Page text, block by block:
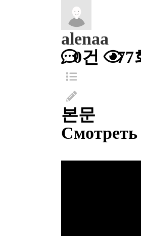
alenaa
0건
77
본문
Смотреть